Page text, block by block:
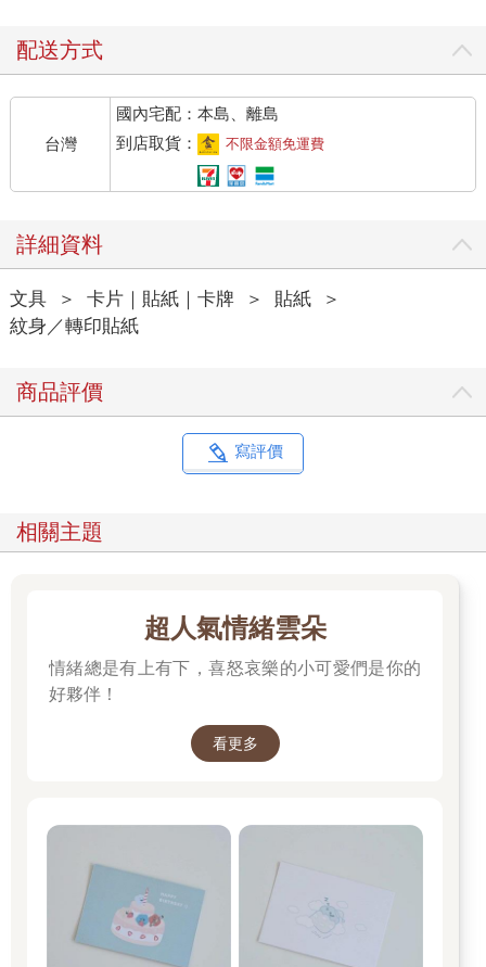
配送方式
台灣
國內宅配：本島、離島
到店取貨：
不限金額免運費
詳細資料
文具 ＞ 卡片｜貼紙｜卡牌 ＞ 貼紙
＞
紋身／轉印貼紙
商品評價
寫評價
相關主題
超人氣情緒雲朵
情緒總是有上有下，喜怒哀樂的小可愛們是你的
好夥伴！
看更多